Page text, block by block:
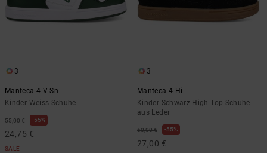
3
Manteca 4 V Sn
Kinder Weiss Schuhe
55,00 € 55%
24,75 €
SALE
3
Manteca 4 Hi
Kinder Schwarz High-Top-Schuhe
aus Leder
60,00 € 55%
27,00 €